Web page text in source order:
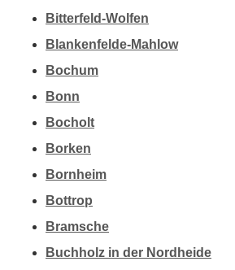
Bitterfeld-Wolfen
Blankenfelde-Mahlow
Bochum
Bonn
Bocholt
Borken
Bornheim
Bottrop
Bramsche
Buchholz in der Nordheide